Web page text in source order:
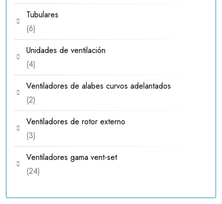
producto
Tubulares
66
productos
Unidades de ventilación
44
productos
Ventiladores de alabes curvos adelantados
22
productos
Ventiladores de rotor externo
33
productos
Ventiladores gama vent-set
2424